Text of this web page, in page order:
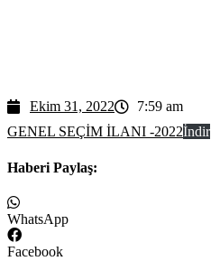
Ekim 31, 2022
7:59 am
GENEL SEÇİM İLANI -2022İndir
Haberi Paylaş:
WhatsApp
Facebook